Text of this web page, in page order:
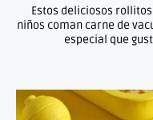
Estos deliciosos
niños coman carne de
especial que